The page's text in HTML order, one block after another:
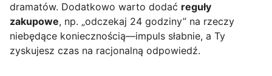
dramatów. Dodatkowo warto dodać reguły
zakupowe, np. „odczekaj 24 godziny” na rzeczy
niebędące koniecznością—impuls słabnie, a Ty
zyskujesz czas na racjonalną odpowiedź.